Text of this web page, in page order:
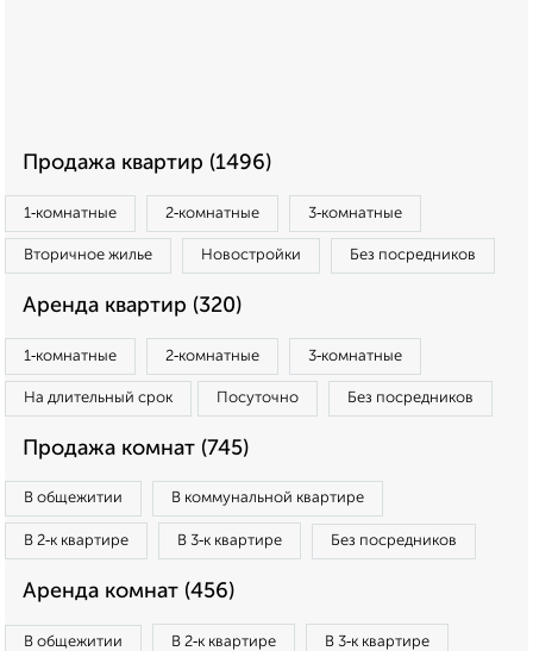
Продажа квартир (1496)
1‑комнатные 2‑комнатные 3‑комнатные
Вторичное жилье Новостройки Без посредников
Аренда квартир (320)
1‑комнатные 2‑комнатные 3‑комнатные
На длительный срок Посуточно Без посредников
Продажа комнат (745)
В общежитии В коммунальной квартире
В 2‑к квартире В 3‑к квартире Без посредников
Аренда комнат (456)
В общежитии В 2‑к квартире В 3‑к квартире